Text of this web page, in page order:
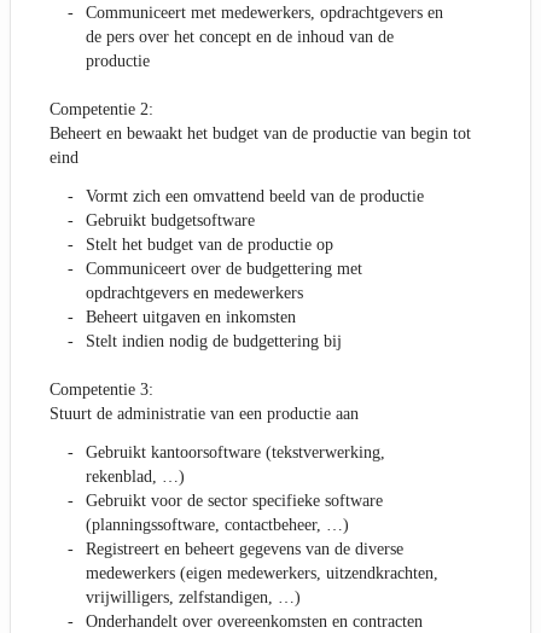
Communiceert met medewerkers, opdrachtgevers en
de pers over het concept en de inhoud van de
productie
Competentie 2:
Beheert en bewaakt het budget van de productie van begin tot
eind
Vormt zich een omvattend beeld van de productie
Gebruikt budgetsoftware
Stelt het budget van de productie op
Communiceert over de budgettering met
opdrachtgevers en medewerkers
Beheert uitgaven en inkomsten
Stelt indien nodig de budgettering bij
Competentie 3:
Stuurt de administratie van een productie aan
Gebruikt kantoorsoftware (tekstverwerking,
rekenblad, …)
Gebruikt voor de sector specifieke software
(planningssoftware, contactbeheer, …)
Registreert en beheert gegevens van de diverse
medewerkers (eigen medewerkers, uitzendkrachten,
vrijwilligers, zelfstandigen, …)
Onderhandelt over overeenkomsten en contracten